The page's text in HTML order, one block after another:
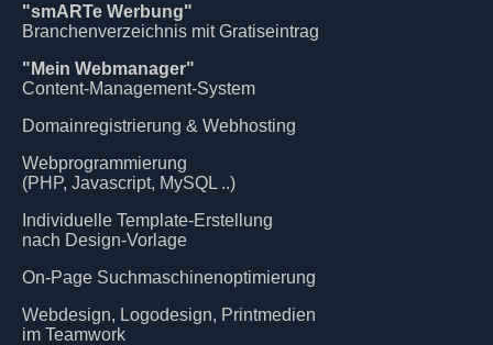
"smARTe Werbung"
Branchenverzeichnis mit Gratiseintrag
"Mein Webmanager"
Content-Management-System
Domainregistrierung & Webhosting
Webprogrammierung
(PHP, Javascript, MySQL ..)
Individuelle Template-Erstellung
nach Design-Vorlage
On-Page Suchmaschinenoptimierung
Webdesign, Logodesign, Printmedien
im Teamwork